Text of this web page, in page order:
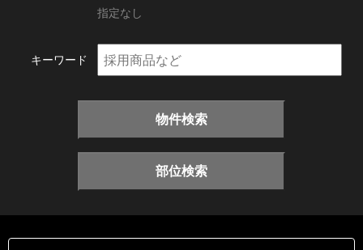
指定なし
キーワード
物件検索
部位検索